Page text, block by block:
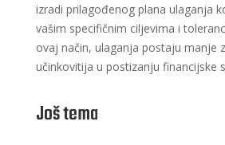
izradi prilagođenog plana ulaganja
vašim specifičnim ciljevima i
ovaj način, ulaganja postaju manje
učinkovitija u postizanju financijske
Još tema